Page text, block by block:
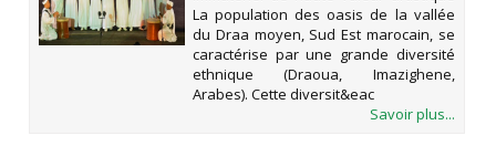
La population des oasis de la vallée
du Draa moyen, Sud Est marocain, se
caractérise par une grande diversité
ethnique (Draoua, Imazighene,
Arabes). Cette diversit&eac
Savoir plus...